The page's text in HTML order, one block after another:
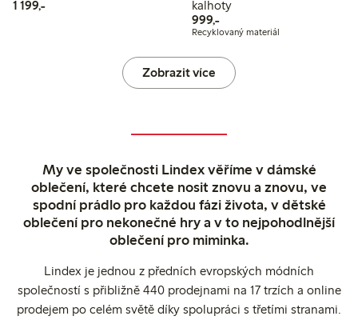
1 199,-1 199,00 Kč
kalhoty
999,-999,00 Kč
Recyklovaný materiál
Zobrazit více
My ve společnosti Lindex věříme v dámské
oblečení, které chcete nosit znovu a znovu, ve
spodní prádlo pro každou fázi života, v dětské
oblečení pro nekonečné hry a v to nejpohodlnější
oblečení pro miminka.
Lindex je jednou z předních evropských módních
společností s přibližně 440 prodejnami na 17 trzích a online
prodejem po celém světě díky spolupráci s třetími stranami.